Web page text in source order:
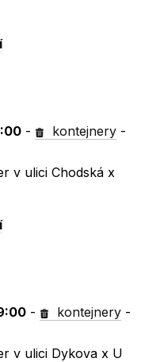
- kontejnery -
v ulici Chodská x
- kontejnery -
v ulici Dykova x U